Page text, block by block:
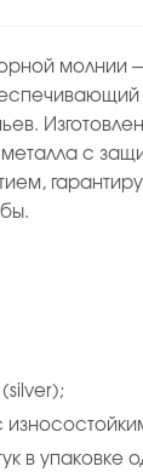
с
в упаковке